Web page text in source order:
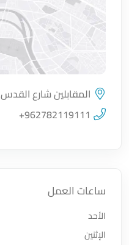
اضغط لتحميل الموقع
المقابلين شارع القدس
+962782119111
ساعات العمل
الأحد
الإثنين